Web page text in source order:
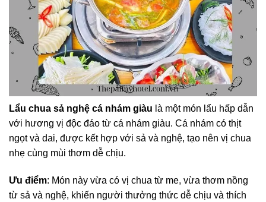
Lẩu chua sả nghệ cá nhám giàu là một món lẩu hấp dẫn
với hương vị độc đáo từ cá nhám giàu. Cá nhám có thịt
ngọt và dai, được kết hợp với sả và nghệ, tạo nên vị chua
nhẹ cùng mùi thơm dễ chịu.
Ưu điểm: Món này vừa có vị chua từ me, vừa thơm nồng
từ sả và nghệ, khiến người thưởng thức dễ chịu và thích